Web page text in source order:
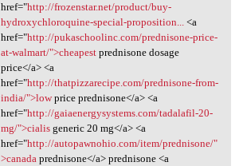
href="http://frozenstar.net/product/buy-
hydroxychloroquine-special-proposition...<a
href="http://pukaschoolinc.com/prednisone-price-
at-walmart/">cheapestprednisone dosage
price</a> <a
href="http://thatpizzarecipe.com/prednisone-from-
india/">lowprice prednisone</a> <a
href="http://gaiaenergysystems.com/tadalafil-20-
mg/">cialisgeneric 20 mg</a> <a
href="http://autopawnohio.com/item/prednisone/"
>canadaprednisone</a> prednisone <a